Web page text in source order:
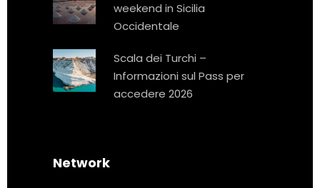
weekend in Sicilia
Occidentale
Scala dei Turchi –
Informazioni sul Pass per
accedere 2026
Network